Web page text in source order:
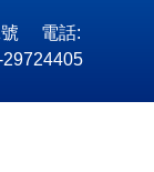
號 電話: